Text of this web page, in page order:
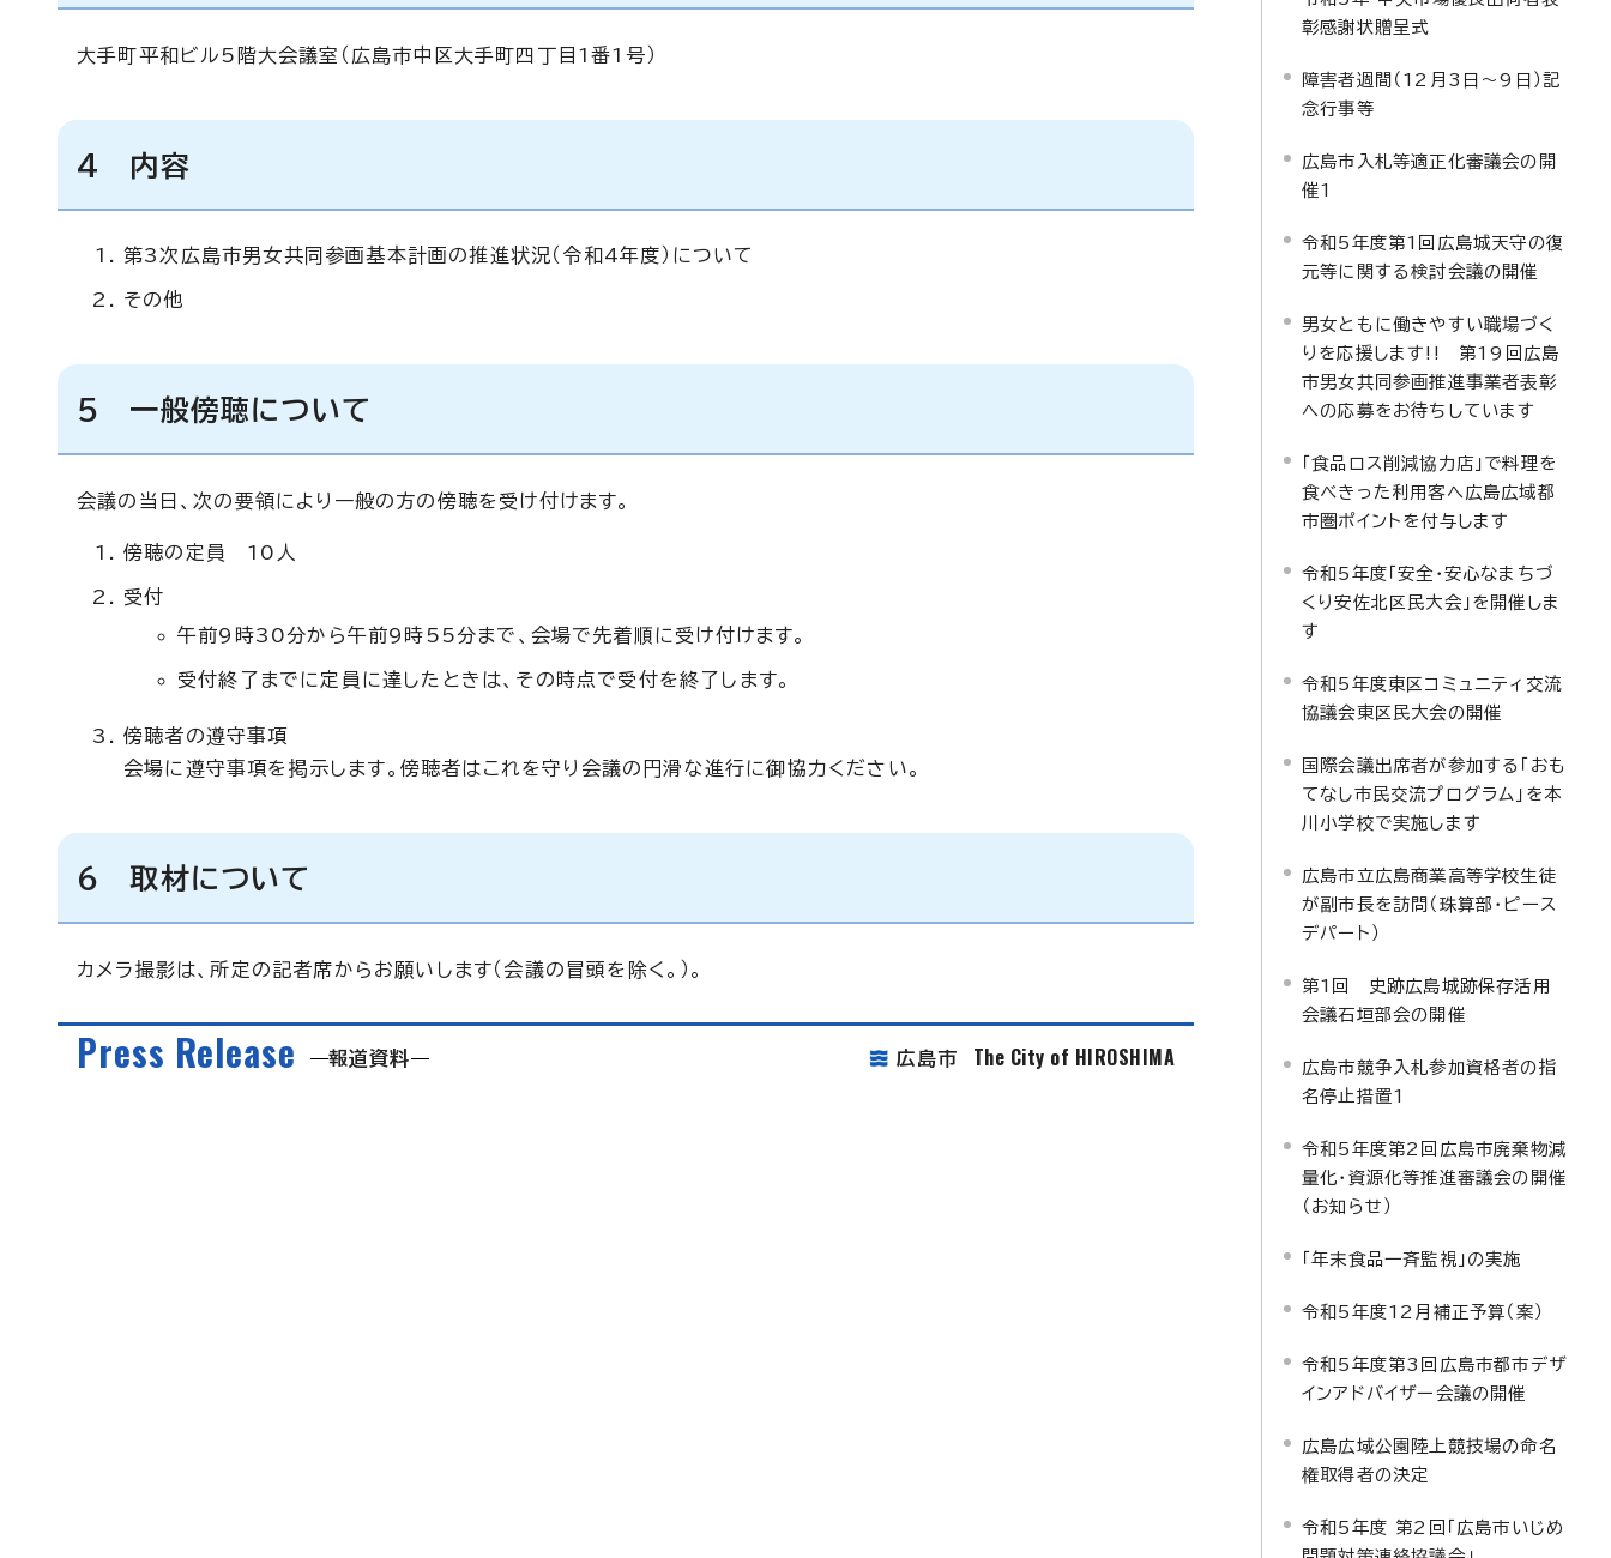
大手町平和ビル5階大会議室（広島市中区大手町四丁目1番1号）
4 内容
第3次広島市男女共同参画基本計画の推進状況（令和4年度）について
その他
5 一般傍聴について
会議の当日、次の要領により一般の方の傍聴を受け付けます。
傍聴の定員 10人
受付
午前9時30分から午前9時55分まで、会場で先着順に受け付けます。
受付終了までに定員に達したときは、その時点で受付を終了します。
傍聴者の遵守事項
会場に遵守事項を掲示します。傍聴者はこれを守り会議の円滑な進行に御協力ください。
6 取材について
カメラ撮影は、所定の記者席からお願いします（会議の冒頭を除く。）。
Press Release 報道資料 広島市 The City of HIROSHIMA
彰感謝状贈呈式
障害者週間（12月3日～9日）記
念行事等
広島市入札等適正化審議会の開
催1
令和5年度第1回広島城天守の復
元等に関する検討会議の開催
男女ともに働きやすい職場づく
りを応援します!! 第19回広島
市男女共同参画推進事業者表彰
への応募をお待ちしています
「食品ロス削減協力店」で料理を
食べきった利用客へ広島広域都
市圏ポイントを付与します
令和5年度「安全・安心なまちづ
くり安佐北区民大会」を開催しま
す
令和5年度東区コミュニティ交流
協議会東区民大会の開催
国際会議出席者が参加する「おも
てなし市民交流プログラム」を本
川小学校で実施します
広島市立広島商業高等学校生徒
が副市長を訪問（珠算部・ピース
デパート）
第1回 史跡広島城跡保存活用
会議石垣部会の開催
広島市競争入札参加資格者の指
名停止措置1
令和5年度第2回広島市廃棄物減
量化・資源化等推進審議会の開催
（お知らせ）
「年末食品一斉監視」の実施
令和5年度12月補正予算（案）
令和5年度第3回広島市都市デザ
インアドバイザー会議の開催
広島広域公園陸上競技場の命名
権取得者の決定
令和5年度 第2回「広島市いじめ